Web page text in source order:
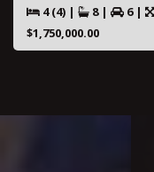
4 (4) | 8 | 6 |
$1,750,000.00